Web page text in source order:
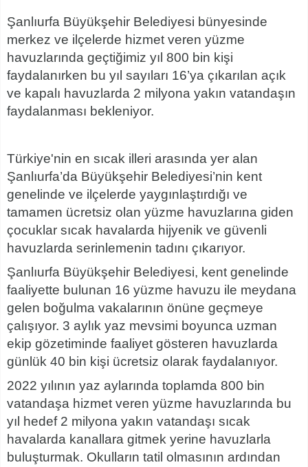
Şanlıurfa Büyükşehir Belediyesi bünyesinde
merkez ve ilçelerde hizmet veren yüzme
havuzlarında geçtiğimiz yıl 800 bin kişi
faydalanırken bu yıl sayıları 16’ya çıkarılan açık
ve kapalı havuzlarda 2 milyona yakın vatandaşın
faydalanması bekleniyor.
Türkiye'nin en sıcak illeri arasında yer alan
Şanlıurfa’da Büyükşehir Belediyesi’nin kent
genelinde ve ilçelerde yaygınlaştırdığı ve
tamamen ücretsiz olan yüzme havuzlarına giden
çocuklar sıcak havalarda hijyenik ve güvenli
havuzlarda serinlemenin tadını çıkarıyor.
Şanlıurfa Büyükşehir Belediyesi, kent genelinde
faaliyette bulunan 16 yüzme havuzu ile meydana
gelen boğulma vakalarının önüne geçmeye
çalışıyor. 3 aylık yaz mevsimi boyunca uzman
ekip gözetiminde faaliyet gösteren havuzlarda
günlük 40 bin kişi ücretsiz olarak faydalanıyor.
2022 yılının yaz aylarında toplamda 800 bin
vatandaşa hizmet veren yüzme havuzlarında bu
yıl hedef 2 milyona yakın vatandaşı sıcak
havalarda kanallara gitmek yerine havuzlarla
buluşturmak. Okulların tatil olmasının ardından